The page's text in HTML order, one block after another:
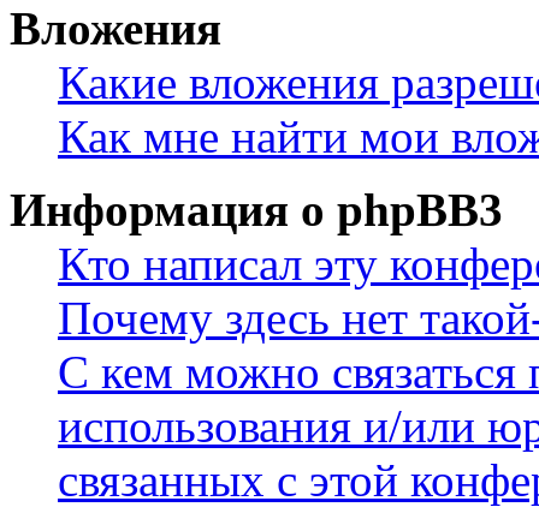
Вложения
Какие вложения
Как мне найти мои
Информация о phpBB3
Кто написал эту
Почему здесь нет
С кем можно связаться
использования и/или
связанных с этой